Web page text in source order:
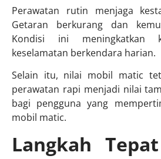
Perawatan rutin menjaga
Getaran berkurang dan
Kondisi ini meningkatkan
keselamatan berkendara harian.
Selain itu, nilai mobil matic
perawatan rapi menjadi nilai
bagi pengguna yang
mobil matic.
Langkah